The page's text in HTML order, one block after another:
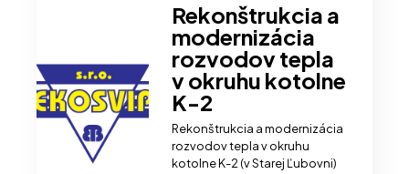
Rekonštrukcia a
modernizácia
rozvodov tepla
v okruhu kotolne
K-2
Rekonštrukcia a modernizácia
rozvodov tepla v okruhu
kotolne K-2 (v Starej Ľubovni)